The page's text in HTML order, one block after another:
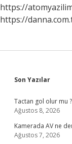
https://
https://
Son Yazılar
Tactan gol olur mu ?
Ağustos 8, 2026
Kamerada AV ne
Ağustos 7, 2026